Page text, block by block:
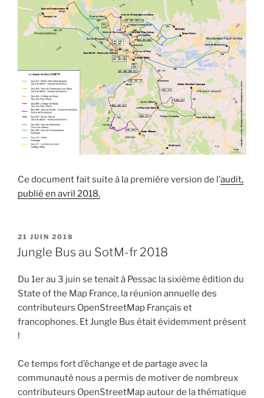
Ce document fait suite à la première version de l’audit,
publié en avril 2018.
PUBLIÉ
LE
21 JUIN 2018
Jungle Bus au SotM-fr 2018
Du 1er au 3 juin se tenait à Pessac la sixième édition du
State of the Map France, la réunion annuelle des
contributeurs OpenStreetMap Français et
francophones. Et Jungle Bus était évidemment présent
!
Ce temps fort d’échange et de partage avec la
communauté nous a permis de motiver de nombreux
contributeurs OpenStreetMap autour de la thématique